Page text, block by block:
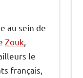
au sein de
Zouk
le
français,